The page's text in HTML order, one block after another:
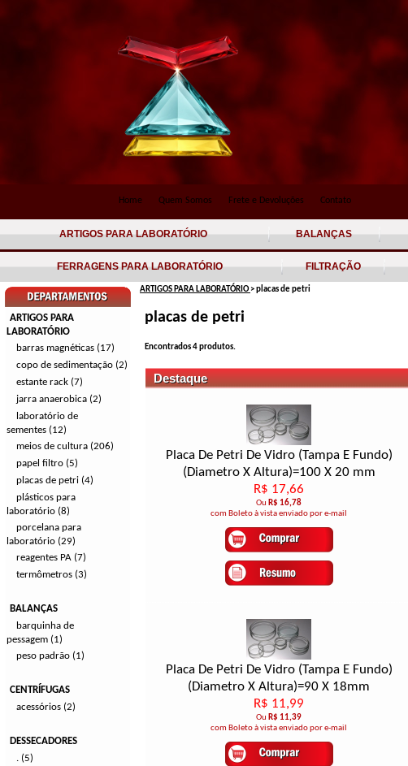
Home Quem Somos Frete e Devoluções Contato
ARTIGOS PARA LABORATÓRIO BALANÇAS
FERRAGENS PARA LABORATÓRIO FILTRAÇÃO
ARTIGOS PARA
LABORATÓRIO
barras magnéticas (17)
copo de sedimentação (2)
estante rack (7)
jarra anaerobica (2)
laboratório de
sementes (12)
meios de cultura (206)
papel filtro (5)
placas de petri (4)
plásticos para
laboratório (8)
porcelana para
laboratório (29)
reagentes PA (7)
termômetros (3)
BALANÇAS
barquinha de
pessagem (1)
peso padrão (1)
CENTRÍFUGAS
acessórios (2)
DESSECADORES
. (5)
ARTIGOS PARA LABORATÓRIO> placas de petri
placas de petri
Encontrados4produtos.
Destaque
Placa De Petri De Vidro (Tampa E Fundo)
(Diametro X Altura)=100 X 20 mm
R$ 17,66
Ou R$ 16,78
com Boleto à vista enviado por e-mail
Placa De Petri De Vidro (Tampa E Fundo)
(Diametro X Altura)=90 X 18mm
R$ 11,99
Ou R$ 11,39
com Boleto à vista enviado por e-mail